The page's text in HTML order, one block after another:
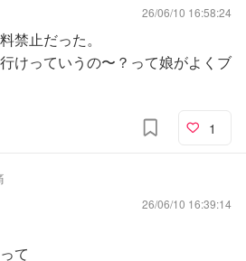
26/06/10 16:58:24
禁止だった。
けっていうの〜？って娘がよくブ
1
26/06/10 16:39:14
て